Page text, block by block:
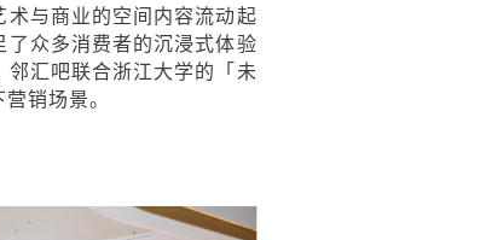
术与商业的空间内容流动起
众多消费者的沉浸式体验
汇吧联合浙江大学的「未
销场景。